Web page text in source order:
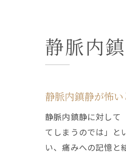
静脈内
静脈内鎮静が怖
静脈内鎮静に対して
てしまうのでは」と
い、痛みへの記憶と